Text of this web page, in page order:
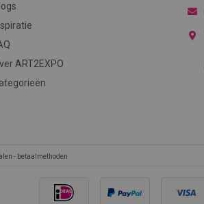
ART2EXPO
- betaalmethoden